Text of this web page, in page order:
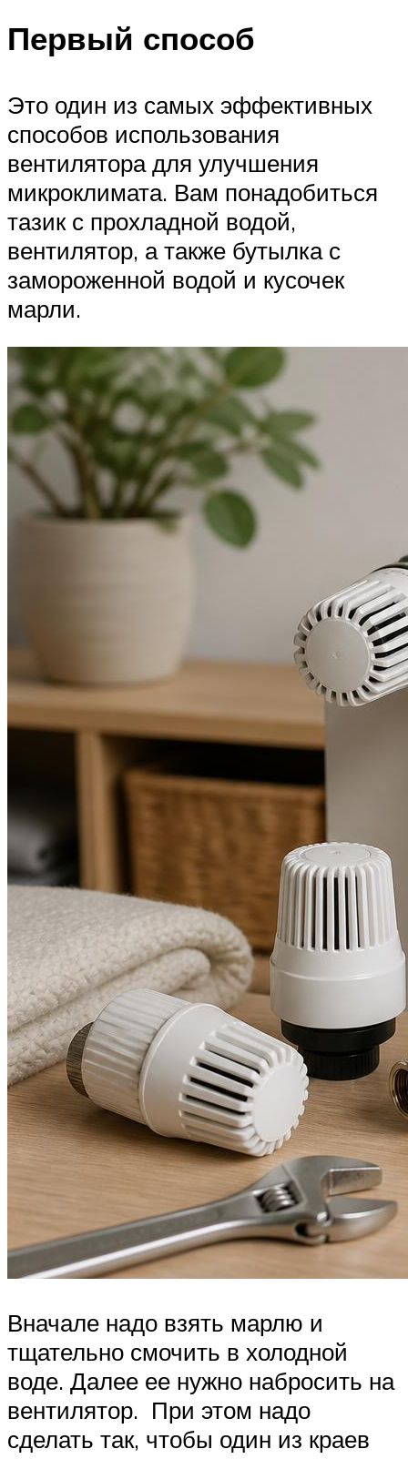
Первый способ
Это один из самых эффективных
способов использования
вентилятора для улучшения
микроклимата. Вам понадобиться
тазик с прохладной водой,
вентилятор, а также бутылка с
замороженной водой и кусочек
марли.
Вначале надо взять марлю и
тщательно смочить в холодной
воде. Далее ее нужно набросить на
вентилятор. При этом надо
сделать так, чтобы один из краев